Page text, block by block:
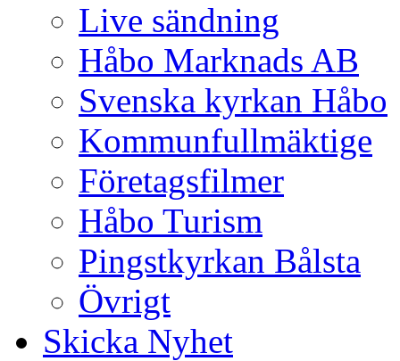
Live sändning
Håbo Marknads AB
Svenska kyrkan Håbo
Kommunfullmäktige
Företagsfilmer
Håbo Turism
Pingstkyrkan Bålsta
Övrigt
Skicka Nyhet